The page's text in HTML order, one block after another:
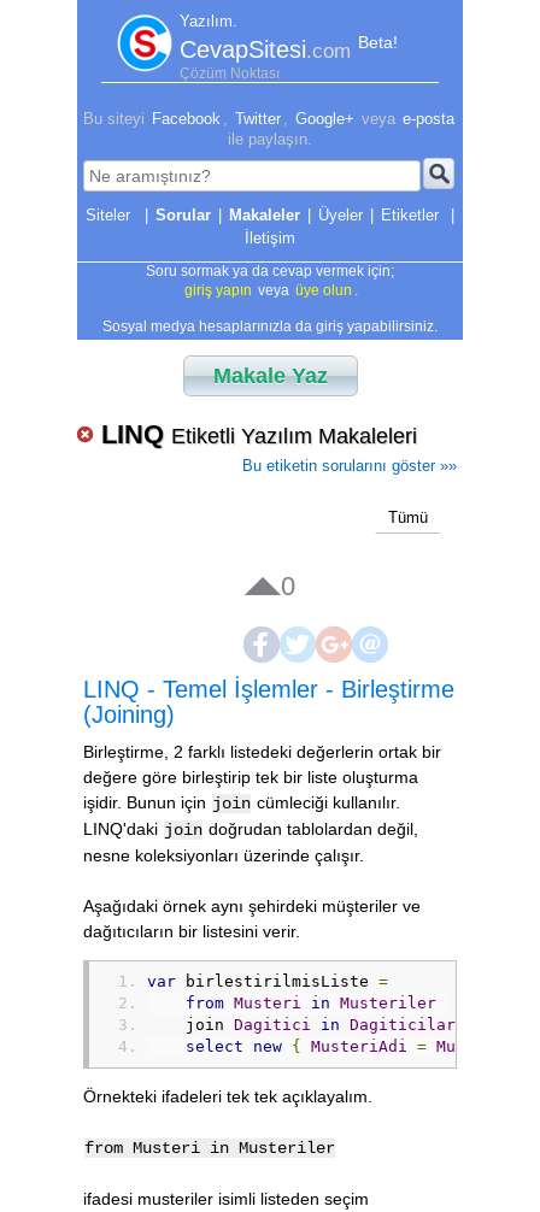
Yazılım.
CevapSitesi.com Beta!
Çözüm Noktası
Bu siteyi Facebook Twitter Google+ veya e-posta
ile paylaşın.
| Sorular | Makaleler | Üyeler | Etiketler
|
İletişim
Soru sormak ya da cevap vermek için;
giriş yapın veya üye olun
Sosyal medya hesaplarınızla da giriş yapabilirsiniz.
Makale Yaz
LINQ Etiketli Yazılım Makaleleri
Bu etiketin sorularını göster »»
Tümü
0
LINQ - Temel İşlemler - Birleştirme
(Joining)
Birleştirme, 2 farklı listedeki değerlerin ortak bir
değere göre birleştirip tek bir liste oluşturma
işidir. Bunun için join cümleciği kullanılır.
LINQ'daki join doğrudan tablolardan değil,
nesne koleksiyonları üzerinde çalışır.
Aşağıdaki örnek aynı şehirdeki müşteriler ve
dağıtıcıların bir listesini verir.
var birlestirilmisListe =
from Musteri in Musteriler
    join
Dagitici in Dagiticilar
select
new { MusteriAdi = Musteri
Örnekteki ifadeleri tek tek açıklayalım.
from Musteri in Musteriler
ifadesi musteriler isimli listeden seçim